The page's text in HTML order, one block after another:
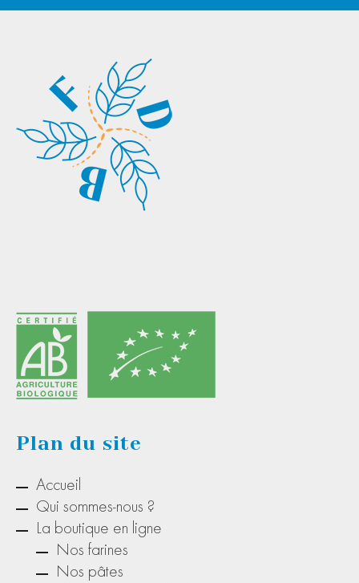
Plan du site
Accueil
Qui sommes-nous ?
La boutique en ligne
Nos farines
Nos pâtes